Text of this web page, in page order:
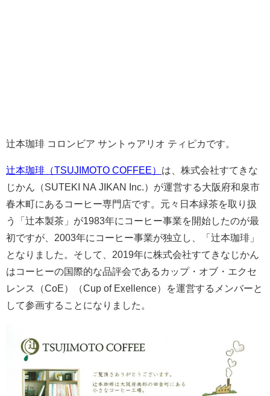
辻本珈琲 コロンビア サントゥアリオ ティピカです。
辻本珈琲（TSUJIMOTO COFFEE） は、株式会社すてきな
じかん（SUTEKI NA JIKAN Inc.）が運営する大阪府和泉市
春木町にあるコーヒー専門店です。元々日本緑茶を取り扱
う「辻本製茶」が1983年にコーヒー事業を開始したのが最
初ですが、2003年にコーヒー事業が独立し、「辻本珈琲」
となりました。そして、2019年に株式会社すてきなじかん
はコーヒーの国際的な品評会であるカップ・オブ・エクセ
レンス（CoE）（Cup of Exellence）を運営するメンバーと
して参画することになりました。